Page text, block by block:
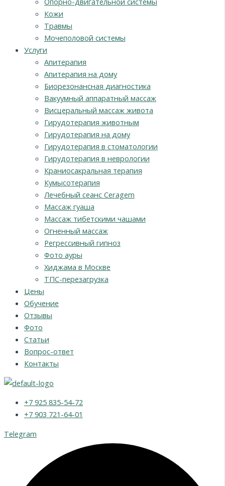
Кожи
Травмы
Мочеполовой системы
Услуги
Апитерапия
Апитерапия на дому
Биорезонансная диагностика
Вакуумный аппаратный массаж
Висцеральный массаж живота
Гирудотерапия животным
Гирудотерапия на дому
Гирудотерапия в стоматологии
Гирудотерапия в неврологии
Краниосакральная терапия
Кумысотерапия
Лечебный сеанс Ceragem
Массаж гуаша
Массаж тибетскими чашами
Огненный массаж
Регрессивный гипноз
Фото ауры
Хиджама в Москве
ТПС-перезагрузка
Цены
Обучение
Отзывы
Фото
Статьи
Вопрос-ответ
Контакты
+7 925 835-54-72
+7 903 721-64-01
Telegram